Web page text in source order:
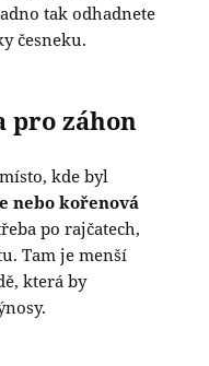
tak odhadnete
česneku.
pro záhon
kde byl
nebo kořenová
po rajčatech,
Tam je menší
která by